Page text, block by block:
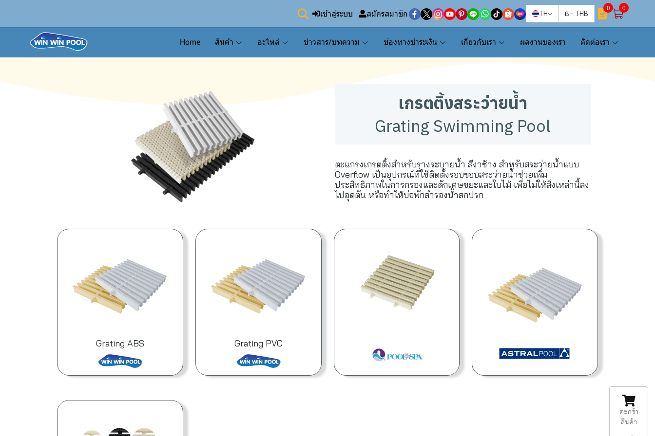
เข้าสู่ระบบ สมัครสมาชิก TH ฿ - THB
0 0
Home สินค้า อะไหล่ ข่าวสาร/บทความ ช่องทางชำระเงิน เกี่ยวกับเรา ผลงานของเรา ติดต่อเรา
เกรตติ้งสระว่ายน้ำ
Grating Swimming Pool
ตะแกรงเกรตติ้งสำหรับรางระบายน้ำ สีงาช้าง สำหรับสระว่ายน้ำแบบ
Overflow เป็นอุปกรณ์ที่ใช้ติดตั้งรอบขอบสระว่ายน้ำช่วยเพิ่ม
ประสิทธิภาพในการกรองและดักเศษขยะและใบไม้ เพื่อไม่ให้สิ่งเหล่านี้ลง
ไปอุดตัน หรือทำให้บ่อพักสำรองน้ำสกปรก
Grating ABS Grating PVC
ตะกร้า
สินค้า